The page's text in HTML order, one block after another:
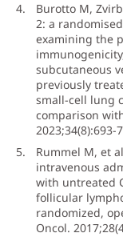
Burotto M,
2: a
examining the
subcutaneous
previously
small-cell lung
comparison
2023;34(8):693-
Rummel M, et
intravenous
with untreated
follicular
randomized,
Oncol.